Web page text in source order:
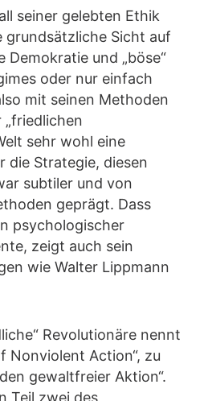
seiner gelebten Ethik
Sicht auf
Demokratie und „böse“
oder nur einfach
mit seinen Methoden
„friedlichen
sehr wohl eine
die Strategie, diesen
subtiler und von
geprägt. Dass
psychologischer
zeigt auch sein
wie Walter Lippmann
Revolutionäre nennt
Nonviolent Action“, zu
gewaltfreier Aktion“.
Teil zwei des